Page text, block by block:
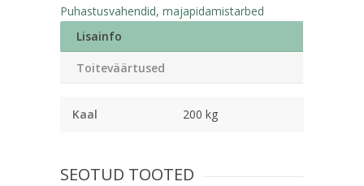
Puhastusvahendid, majapidamistarbed
Lisainfo
Toiteväärtused
Kaal 200 kg
SEOTUD TOOTED